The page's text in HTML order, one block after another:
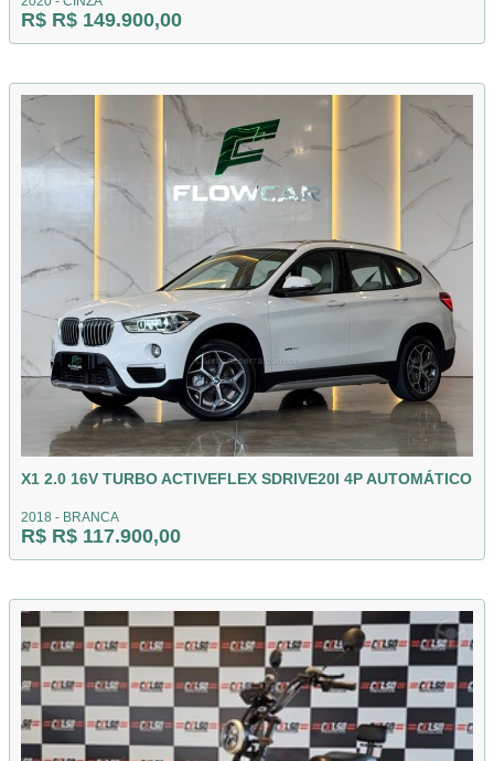
R$ R$ 149.900,00
X1 2.0 16V TURBO ACTIVEFLEX SDRIVE20I 4P AUTOMÁTICO
2018 - BRANCA
R$ R$ 117.900,00